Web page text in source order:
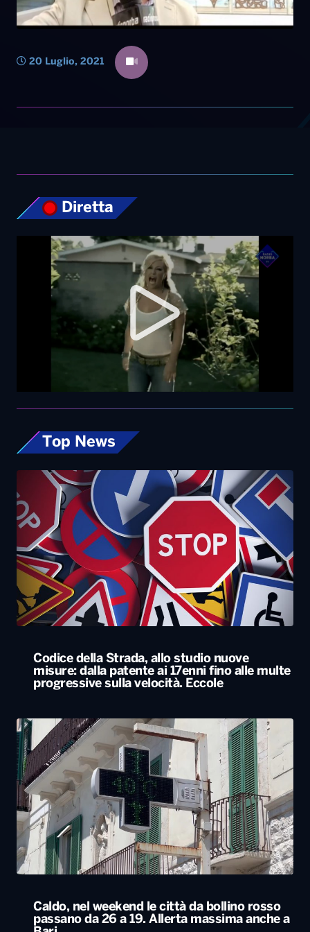
20 Luglio, 2021
Diretta
Top News
Codice della Strada, allo studio nuove
misure: dalla patente ai 17enni fino alle multe
progressive sulla velocità. Eccole
Caldo, nel weekend le città da bollino rosso
passano da 26 a 19. Allerta massima anche a